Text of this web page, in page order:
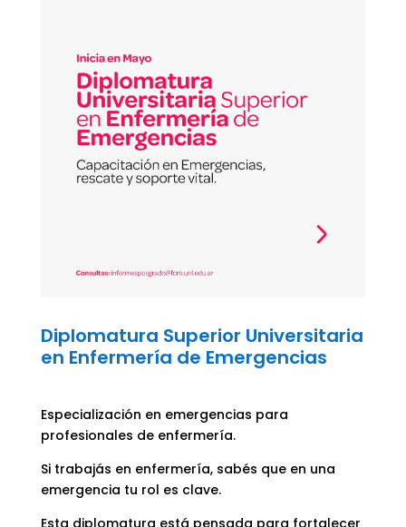
Diplomatura Superior Universitaria
en Enfermería de Emergencias
Especialización en emergencias para
profesionales de enfermería.
Si trabajás en enfermería, sabés que en una
emergencia tu rol es clave.